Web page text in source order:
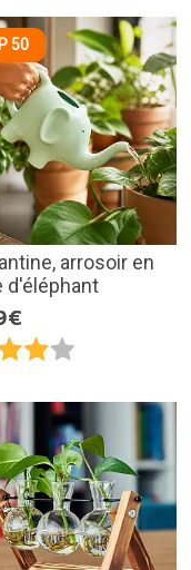
50
arrosoir en
d'éléphant